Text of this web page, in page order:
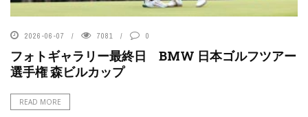
2026-06-07 7081 0
フォトギャラリー最終日 BMW 日本ゴルフツアー
選手権 森ビルカップ
READ MORE